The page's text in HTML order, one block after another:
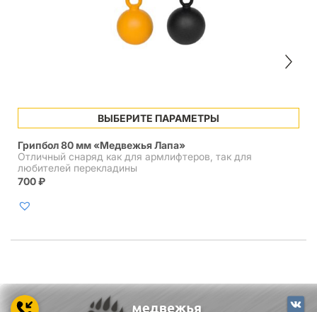
ВЫБЕРИТЕ ПАРАМЕТРЫ
Этот
товар
имеет
несколько
вариаций.
товара.
Грипбол 80 мм «Медвежья Лапа»
Отличный снаряд как для армлифтеров, так для
любителей перекладины
700₽